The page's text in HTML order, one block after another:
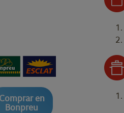
Comprar en
Bonpreu